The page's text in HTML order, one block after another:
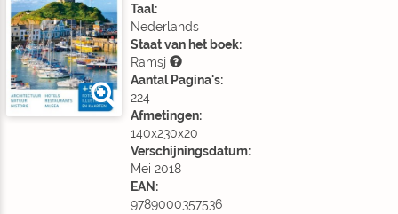
Taal:
Nederlands
Staat van het boek:
Ramsj
Aantal Pagina's:
224
Afmetingen:
140x230x20
Verschijningsdatum:
Mei 2018
EAN:
9789000357536